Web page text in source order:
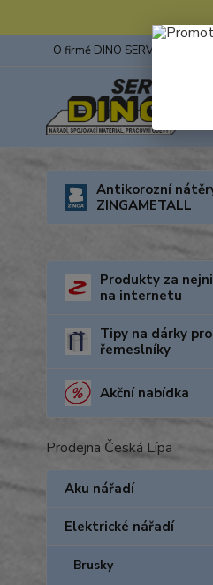
O firmě DINO SERVIS s.r.o.
Antikorozní
ZINGAMETALL
Produkty za
na internetu
Tipy na dárky
řemeslníky
Akční nabídka
Prodejna Česká Lípa
Aku nářadí
Elektrické nářadí
Brusky